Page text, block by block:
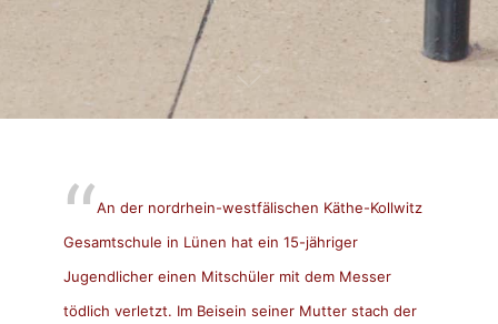
An der nordrhein-westfälischen Käthe-Kollwitz
Gesamtschule in Lünen hat ein 15-jähriger
Jugendlicher einen Mitschüler mit dem Messer
tödlich verletzt. Im Beisein seiner Mutter stach der